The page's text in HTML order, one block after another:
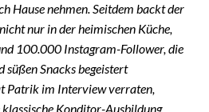
Hause nehmen. Seitdem backt der
nur in der heimischen Küche,
100.000 Instagram-Follower, die
süßen Snacks begeistert
Patrik im Interview verraten,
klassische Konditor-Ausbildung